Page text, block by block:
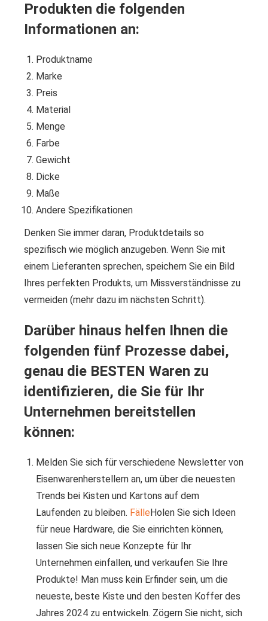
Produkten die folgenden
Informationen an:
Produktname
Marke
Preis
Material
Menge
Farbe
Gewicht
Dicke
Maße
Andere Spezifikationen
Denken Sie immer daran, Produktdetails so
spezifisch wie möglich anzugeben. Wenn Sie mit
einem Lieferanten sprechen, speichern Sie ein Bild
Ihres perfekten Produkts, um Missverständnisse zu
vermeiden (mehr dazu im nächsten Schritt).
Darüber hinaus helfen Ihnen die
folgenden fünf Prozesse dabei,
genau die BESTEN Waren zu
identifizieren, die Sie für Ihr
Unternehmen bereitstellen
können:
Melden Sie sich für verschiedene Newsletter von
Eisenwarenherstellern an, um über die neuesten
Trends bei Kisten und Kartons auf dem
Laufenden zu bleiben. FälleHolen Sie sich Ideen
für neue Hardware, die Sie einrichten können,
lassen Sie sich neue Konzepte für Ihr
Unternehmen einfallen, und verkaufen Sie Ihre
Produkte! Man muss kein Erfinder sein, um die
neueste, beste Kiste und den besten Koffer des
Jahres 2024 zu entwickeln. Zögern Sie nicht, sich